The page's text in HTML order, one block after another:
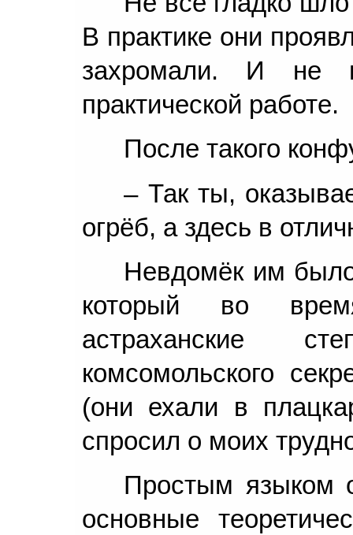
В практике они
захромали. И не
практической работе.
После такого
– Так ты,
огрёб, а здесь в
Невдомёк им
который во
астраханские
комсомольского
(они ехали в
спросил о моих
Простым языком
основные